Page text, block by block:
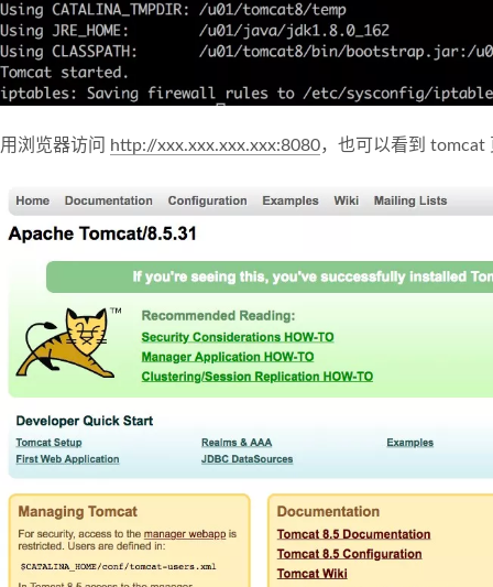
用浏览器访问 http://xxx.xxx.xxx.xxx:8080，也可以看到 tomcat